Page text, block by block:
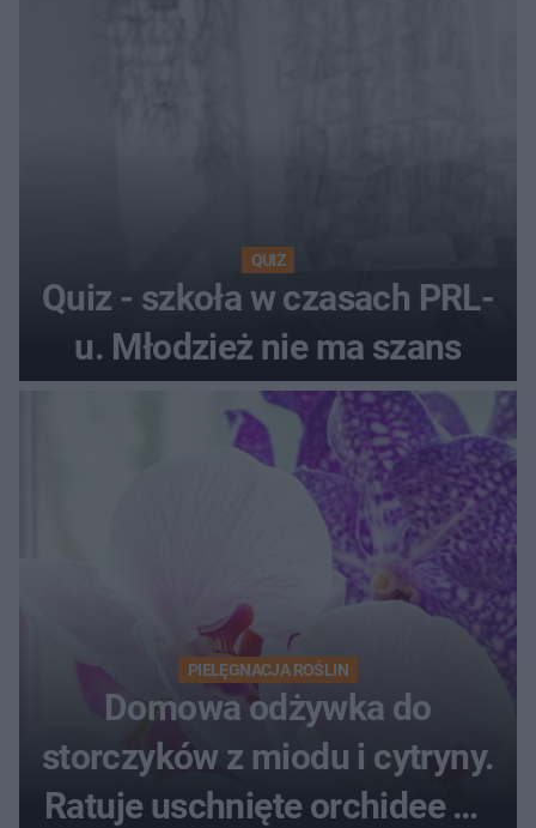
QUIZ
Quiz - szkoła w czasach PRL-
u. Młodzież nie ma szans
PIELĘGNACJA ROŚLIN
Domowa odżywka do
storczyków z miodu i cytryny.
Ratuje uschnięte orchidee po